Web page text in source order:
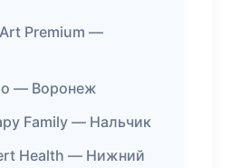
Premium —
— Воронеж
Family — Нальчик
Health — Нижний